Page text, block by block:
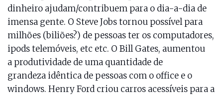
dinheiro ajudam/contribuem para o dia-a-dia de
imensa gente. O Steve Jobs tornou possível para
milhões (biliões?) de pessoas ter os computadores,
ipods telemóveis, etc etc. O Bill Gates, aumentou
a produtividade de uma quantidade de
grandeza idêntica de pessoas com o office e o
windows. Henry Ford criou carros acessíveis para a